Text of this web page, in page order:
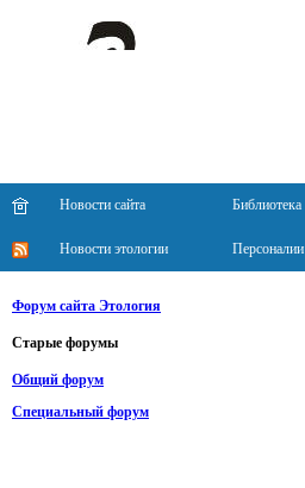
Новости сайта Библиотека
Новости этологии Персоналии
Форум сайта Этология
Старые форумы
Общий форум
Специальный форум